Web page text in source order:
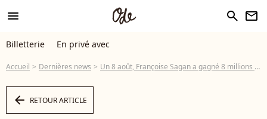
menu search newsletter
Billetterie En privé avec
Accueil Dernières news Un 8 août, Françoise Sagan a gagné 8 millions sur le 8 au casino et s'est acheté un manoir de 8 hectares avec ses gains
arrow_left RETOUR ARTICLE